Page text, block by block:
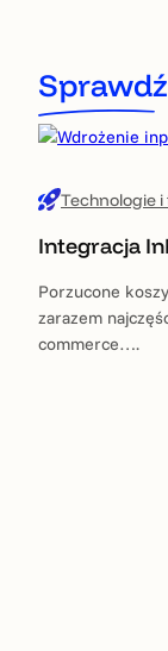
Sprawdź
Technologie
Integracja
Porzucone
zarazem
commerce….